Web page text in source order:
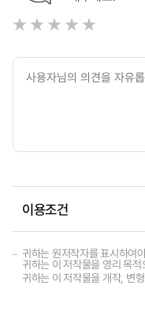
이용조건
귀하는 원저작자를 표시하여
귀하는 이 저작물을 영리 목
귀하는 이 저작물을 개작, 변